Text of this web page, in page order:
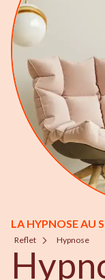
LA HYPNOSE AU
Reflet Hypnose